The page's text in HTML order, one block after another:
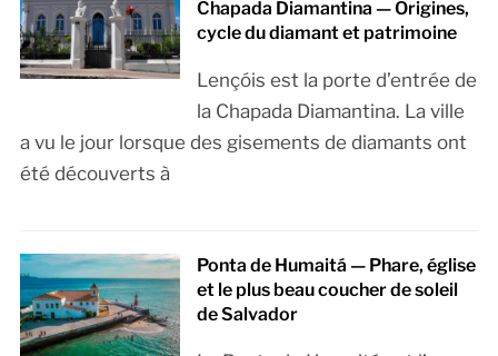
Chapada Diamantina — Origines,
cycle du diamant et patrimoine
Lençóis est la porte d’entrée de
la Chapada Diamantina. La ville
a vu le jour lorsque des gisements de diamants ont
été découverts à
Ponta de Humaitá — Phare, église
et le plus beau coucher de soleil
de Salvador